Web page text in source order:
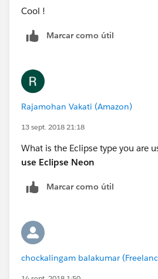
Cool !
Marcar como útil
Rajamohan Vakati (Amazon)
13 sept. 2018 21:18
What is the Eclipse type you are
use Eclipse Neon
Marcar como útil
chockalingam balakumar